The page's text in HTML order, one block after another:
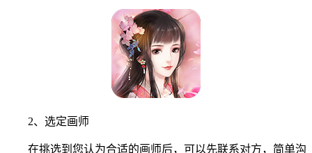
2、选定画师
在挑选到您认为合适的画师后，可以先联系对方，简单沟